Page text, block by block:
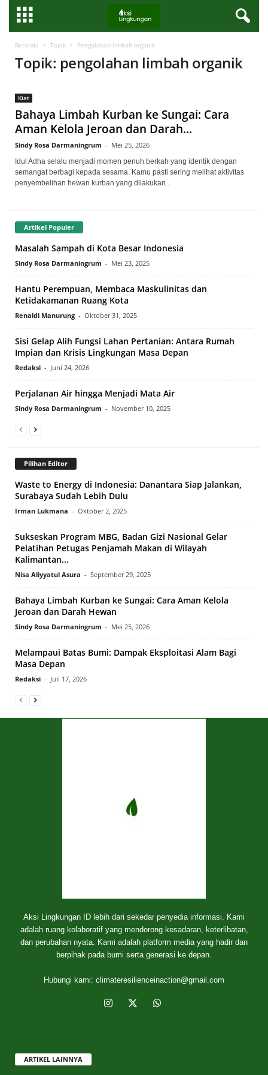
Beranda Topik Pengolahan limbah organik
Topik: pengolahan limbah organik
Kiat
Bahaya Limbah Kurban ke Sungai: Cara
Aman Kelola Jeroan dan Darah...
Sindy Rosa Darmaningrum - Mei 25, 2026
Idul Adha selalu menjadi momen penuh berkah yang identik dengan
semangat berbagi kepada sesama. Kamu pasti sering melihat aktivitas
penyembelihan hewan kurban yang dilakukan...
Artikel Populer
Masalah Sampah di Kota Besar Indonesia
Sindy Rosa Darmaningrum - Mei 23, 2025
Hantu Perempuan, Membaca Maskulinitas dan
Ketidakamanan Ruang Kota
Renaldi Manurung - Oktober 31, 2025
Sisi Gelap Alih Fungsi Lahan Pertanian: Antara Rumah
Impian dan Krisis Lingkungan Masa Depan
Redaksi - Juni 24, 2026
Perjalanan Air hingga Menjadi Mata Air
Sindy Rosa Darmaningrum - November 10, 2025
Pilihan Editor
Waste to Energy di Indonesia: Danantara Siap Jalankan,
Surabaya Sudah Lebih Dulu
Irman Lukmana - Oktober 2, 2025
Sukseskan Program MBG, Badan Gizi Nasional Gelar
Pelatihan Petugas Penjamah Makan di Wilayah
Kalimantan...
Nisa Aliyyatul Asura - September 29, 2025
Bahaya Limbah Kurban ke Sungai: Cara Aman Kelola
Jeroan dan Darah Hewan
Sindy Rosa Darmaningrum - Mei 25, 2026
Melampaui Batas Bumi: Dampak Eksploitasi Alam Bagi
Masa Depan
Redaksi - Juli 17, 2026
Aksi Lingkungan ID lebih dari sekedar penyedia informasi. Kami
adalah ruang kolaboratif yang mendorong kesadaran, keterlibatan,
dan perubahan nyata. Kami adalah platform media yang hadir dan
berpihak pada bumi serta generasi ke depan.
Hubungi kami: climateresilienceinaction@gmail.com
ARTIKEL LAINNYA